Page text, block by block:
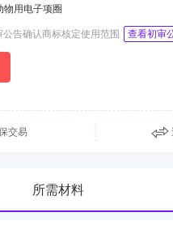
用电子项圈
告确认商标核定使用范围 查看初审
交易
所需材料